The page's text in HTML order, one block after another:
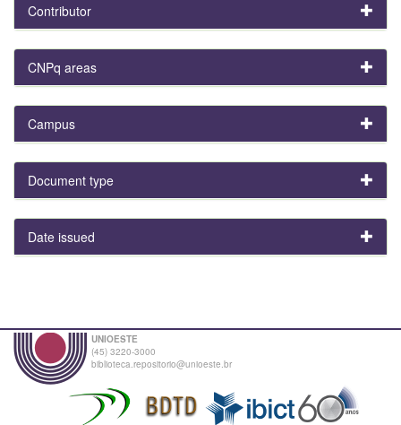
Contributor
CNPq areas
Campus
Document type
Date issued
UNIOESTE
(45) 3220-3000
biblioteca.repositorio@unioeste.br